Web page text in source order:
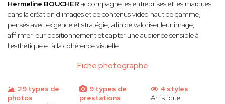
Fiche photographe
Hermeline BOUCHER accompagne les entreprises et les marques
dans la création d'images et de contenus vidéo haut de gamme,
pensés avec exigence et stratégie, afin de valoriser leur image,
affirmer leur positionnement et capter une audience sensible à
l'esthétique et à la cohérence visuelle.
29 types de
photos
9 types de
prestations
4 styles
Artistique